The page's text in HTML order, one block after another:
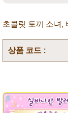
초콜릿 토끼 소녀,
상품 코드 :